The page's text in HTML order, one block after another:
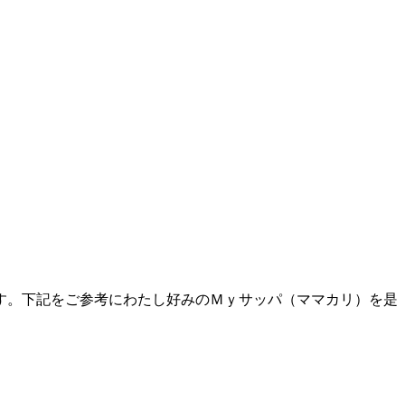
下記をご参考にわたし好みのＭｙサッパ（ママカリ）を是